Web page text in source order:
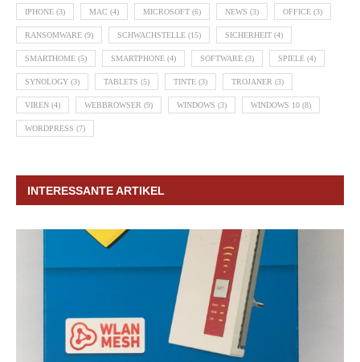
IPHONE (3) MAC (4) MICROSOFT (6) NEWS (3) OFFICE (3)
RANSOMWARE (9) SCHWACHSTELLE (15) SICHERHEIT (4)
SMARTHOME (5) SMARTPHONE (4) SOFTWARE (3) SPIELE (4)
SYNOLOGY (3) TABLETS (5) TINTE (3) TROJANER (3)
VIREN (4) WEBBROWSER (9) WINDOWS (3) WINDOWS 10 (8)
WORDPRESS (7)
INTERESSANTE ARTIKEL